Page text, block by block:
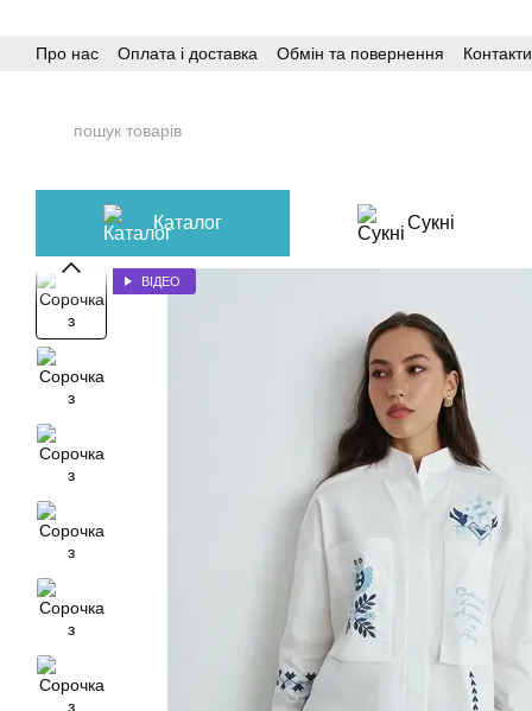
Про нас
Оплата і доставка Обмін та повернення Контакти
Каталог Сукні
ВІДЕО